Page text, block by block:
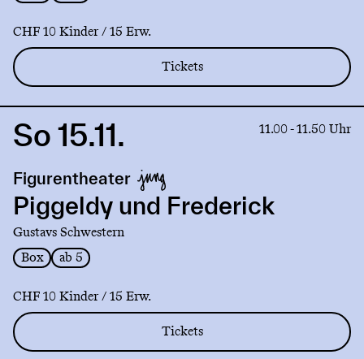
CHF 10 Kinder / 15 Erw.
Tickets
Link
Piggeldy
und
Frederick
So 15.11. 11.00 - 11.50 Uhr
Figurentheater
Piggeldy und Frederick
Gustavs Schwestern
Box
ab 5
CHF 10 Kinder / 15 Erw.
Tickets